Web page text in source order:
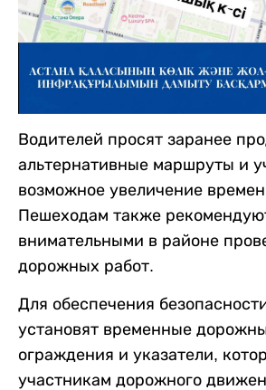
Водителей просят заранее
альтернативные маршруты и
возможное увеличение
Пешеходам также
внимательными в районе
дорожных работ.
Для обеспечения
установят временные
ограждения и указатели,
участникам дорожного